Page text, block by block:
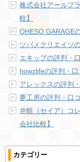
株式会社アールプ
較】
OHESO GARAGE
ツバメクリエイツ
エキップの評判・
howzlifeの評判・口
アレックスの評判
夢工房の評判・口
井蛙（セイア）コ
会社比較】
カテゴリー